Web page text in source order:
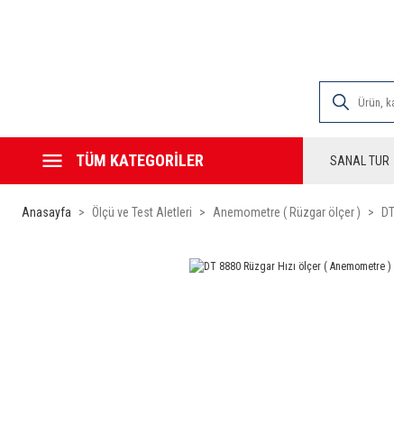
TÜM KATEGORİLER SANAL TUR
Anasayfa Ölçü ve Test Aletleri Anemometre ( Rüzgar ölçer )